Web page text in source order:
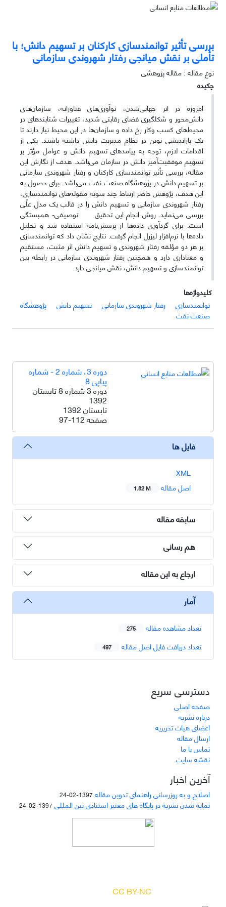
بررسی تأثیر توانمندسازی کارکنان بر تسهیم دانش؛ با
تأملی بر نقش میانجی رفتار شهروندی سازمانی
نوع مقاله : مقاله پژوهشی
چکیده
امروزه در اثر جهانی‌شدن، نوآوری‌های فناورانه، سازمان‌های
دانش‌محور و شکل­گیری فضای رقابتی شدید، تغییرات شتابنده­ای در
محیط‌های کسب وکار رخ داده و سازمان‌ها در این محیط نیاز دارند تا
یک بازاندیشی نوین در نظام مدیریت دانش داشته باشند. یکی از
اقدامات لازم، توجه به پیامدهای تسهیم دانش و عوامل مؤثر بر
تسهیم موفقیت‌آمیز دانش در سازمان می‌باشد. هدف از نگارش این
مقاله، بررسی تأثیر توانمندسازی کارکنان و رفتار شهروندی سازمانی
بر تسهیم دانش در پژوهشگاه صنعت نفت می‌باشد. برای حصول به
این هدف، پژوهش حاضر ارتباط چند سویه مقوله‌های توانمندسازی،
رفتار شهروندی سازمانی و تسهیم دانش را در قالب یک مدل علّی
بررسی می‌نماید. روش انجام این تحقیق توصیفی- همبستگی
است. برای گردآوری داده‌ها از پرسش‌نامه استفاده شد و تحلیل
داده‌ها با نرم‌افزار لیزرل انجام گرفت. نتایج نشان داد که توانمندسازی
بر هر دو مؤلفه رفتار شهروندی و تسهیم دانش اثر مثبت، مستقیم
و معناداری دارد و همچنین رفتار شهروندی سازمانی در رابطه بین
توانمندسازی و تسهیم دانش، نقش میانجی دارد.
کلیدواژه‌ها
توانمندسازی
رفتار شهروندی سازمانی تسهیم دانش
پژوهشگاه
صنعت نفت
دوره 3، شماره 2 - شماره
پیاپی 8
دوره 3 شماره 8 تابستان
1392
تابستان 1392
صفحه97-112
فایل ها
XML
اصل مقاله
1.82 M
سابقه مقاله
هم رسانی
ارجاع به این مقاله
آمار
تعداد مشاهده مقاله 275
تعداد دریافت فایل اصل مقاله 497
دسترسی سریع
صفحه اصلی
درباره نشریه
اعضای هیات تحریریه
ارسال مقاله
تماس با ما
نقشه سایت
آخرین اخبار
اصلاح و به روزرسانی راهنمای تدوین مقاله 1397-02-24
نمایه شدن نشریه در پایگاه های معتبر استنادی بین المللی 1397-02-24
CC BY-NC